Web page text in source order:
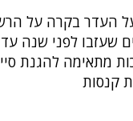
העדר בקרה על
שעזבו לפני שנה
מתאימה להגנת
קנסות